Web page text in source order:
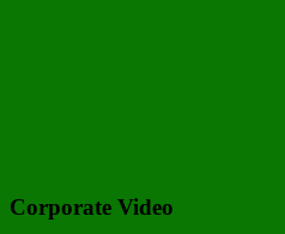
Corporate Video